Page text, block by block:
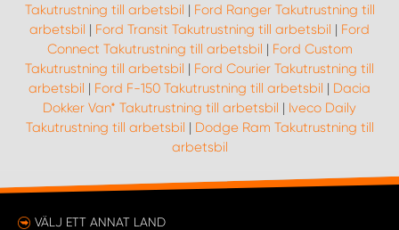
Takutrustning till arbetsbil | Ford Ranger Takutrustning till
arbetsbil | Ford Transit Takutrustning till arbetsbil | Ford
Connect Takutrustning till arbetsbil | Ford Custom
Takutrustning till arbetsbil | Ford Courier Takutrustning till
arbetsbil | Ford F-150 Takutrustning till arbetsbil | Dacia
Dokker Van* Takutrustning till arbetsbil | Iveco Daily
Takutrustning till arbetsbil | Dodge Ram Takutrustning till
arbetsbil
VÄLJ ETT ANNAT LAND